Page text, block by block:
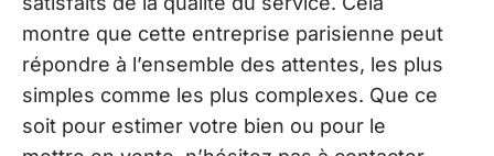
montre que cette entreprise parisienne peut
répondre à l’ensemble des attentes, les plus
simples comme les plus complexes. Que ce
soit pour estimer votre bien ou pour le